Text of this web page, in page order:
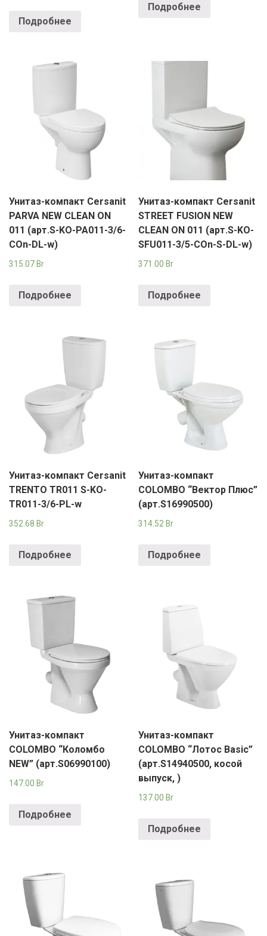
Подробнее
Подробнее
Унитаз-компакт Cersanit
PARVA NEW CLEAN ON
011 (арт.S-KO-PA011-3/6-
COn-DL-w)
315.07 Br
Подробнее
Унитаз-компакт Cersanit
STREET FUSION NEW
CLEAN ON 011 (арт.S-KO-
SFU011-3/5-COn-S-DL-w)
371.00 Br
Подробнее
Унитаз-компакт Cersanit
TRENTO TR011 S-KO-
TR011-3/6-PL-w
352.68 Br
Подробнее
Унитаз-компакт
COLOMBO “Вектор Плюс”
(арт.S16990500)
314.52 Br
Подробнее
Унитаз-компакт
COLOMBO “Коломбо
NEW” (арт.S06990100)
147.00 Br
Подробнее
Унитаз-компакт
COLOMBO “Лотос Basic”
(арт.S14940500, косой
выпуск, )
137.00 Br
Подробнее